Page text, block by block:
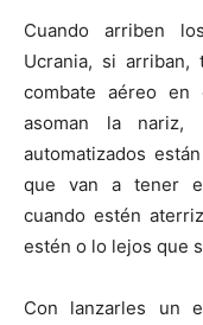
Cuando arriben
Ucrania, si
combate aéreo
asoman la nariz,
automatizados
que van a tener
cuando estén
estén o lo lejos que
Con lanzarles un